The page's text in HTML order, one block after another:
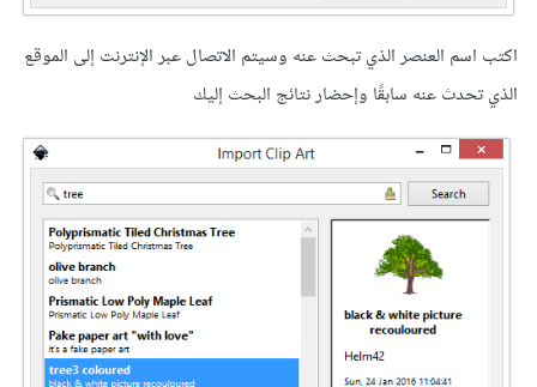
اكتب اسم العنصر الذي تبحث عنه وسيتم الاتصال عبر الإنترنت إلى الموقع
الذي تحدث عنه سابقًا وإحضار نتائج البحث إليك